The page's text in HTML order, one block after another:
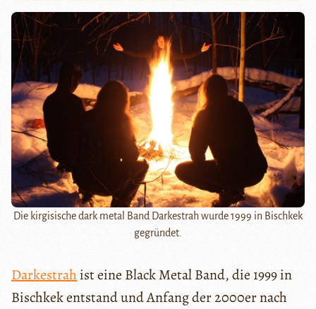
Die kirgisische dark metal Band Darkestrah wurde 1999 in Bischkek
gegründet.
Darkestrah ist eine Black Metal Band, die 1999 in
Bischkek entstand und Anfang der 2000er nach